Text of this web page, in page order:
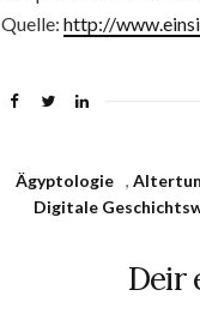
Quelle: http://
Ägyptologie ,
Digitale
Deir